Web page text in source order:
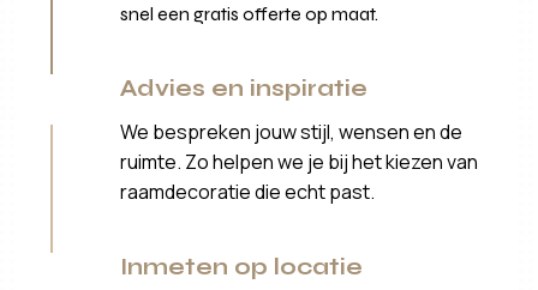
snel een gratis offerte op maat.
Advies en inspiratie
We bespreken jouw stijl, wensen en de
ruimte. Zo helpen we je bij het kiezen van
raamdecoratie die echt past.
Inmeten op locatie